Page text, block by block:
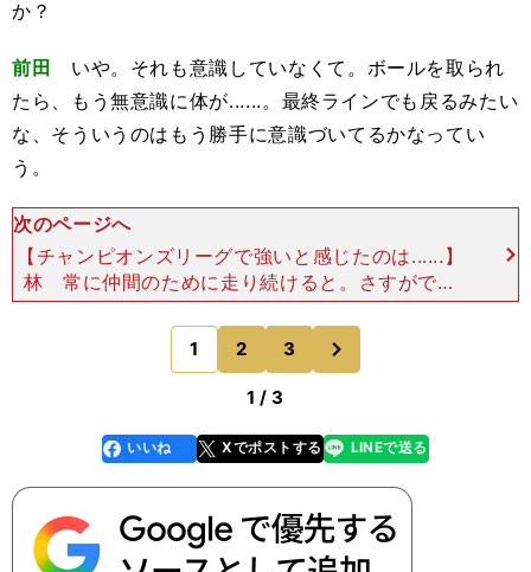
か？
前田 いや。それも意識していなくて。ボールを取られ
たら、もう無意識に体が......。最終ラインでも戻るみたい
な、そういうのはもう勝手に意識づいてるかなってい
う。
次のページへ
【チャンピオンズリーグで強いと感じたのは......】
林 常に仲間のために走り続けると。さすがです
ね。 あとは、チャンピオンズリーグ。今シーズン
はバイエルン相手にもゴール決めましたね。そこは
どう思
1 2 3
1 / 3
faceboo
k
いいね Xでポストする
line LINEで送る